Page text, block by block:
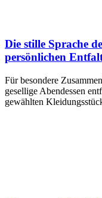
Die stille Sprache
persönlichen
Für besondere
gesellige Abendessen
gewählten